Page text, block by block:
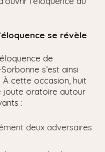
se révèle
de
s’est ainsi
À cette occasion, huit
joute oratoire autour
:
deux adversaires